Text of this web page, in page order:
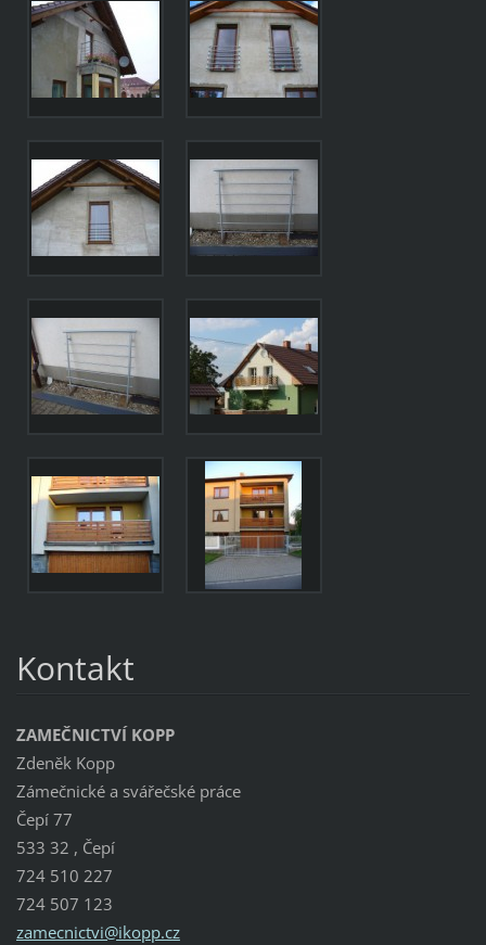
Kontakt
ZAMEČNICTVÍ KOPP
Zdeněk Kopp
Zámečnické a svářečské práce
Čepí 77
533 32 , Čepí
724 510 227
724 507 123
zamecnictvi@ikopp.cz